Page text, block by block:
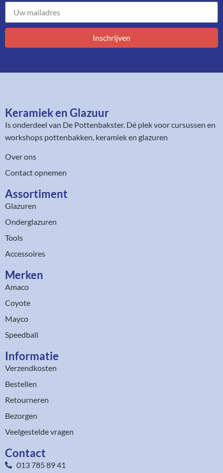
Inschrijven
Keramiek en Glazuur​
Is onderdeel van De Pottenbakster. Dé plek voor cursussen en
workshops pottenbakken, keramiek en glazuren
Over ons
Contact opnemen
Assortiment​
Glazuren
Onderglazuren
Tools
Accessoires
Merken
Amaco
Coyote
Mayco
Speedball
Informatie
Verzendkosten
Bestellen
Retourneren
Bezorgen
Veelgestelde vragen
Contact
013 785 89 41